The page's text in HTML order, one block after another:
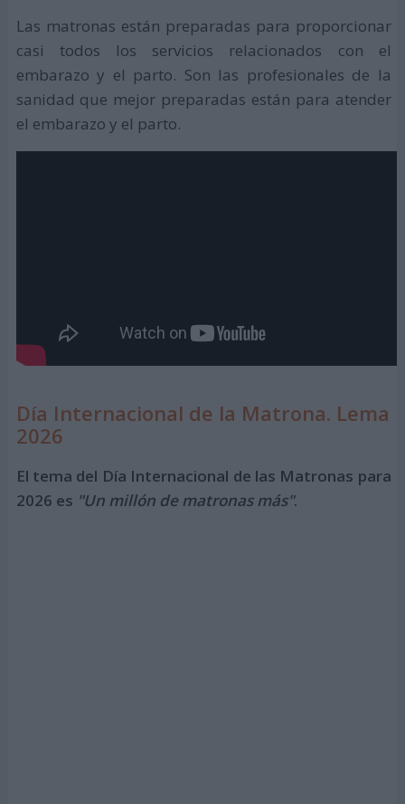
Las matronas están preparadas para proporcionar
casi todos los servicios relacionados con el
embarazo y el parto. Son las profesionales de la
sanidad que mejor preparadas están para atender
el embarazo y el parto.
Día Internacional de la Matrona. Lema
2026
El tema del Día Internacional de las Matronas para
2026 es "Un millón de matronas más".